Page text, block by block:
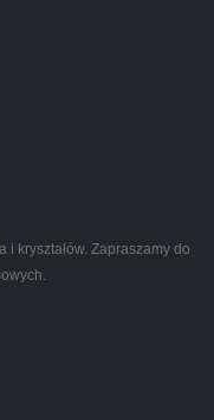
i kryształów. Zapraszamy do